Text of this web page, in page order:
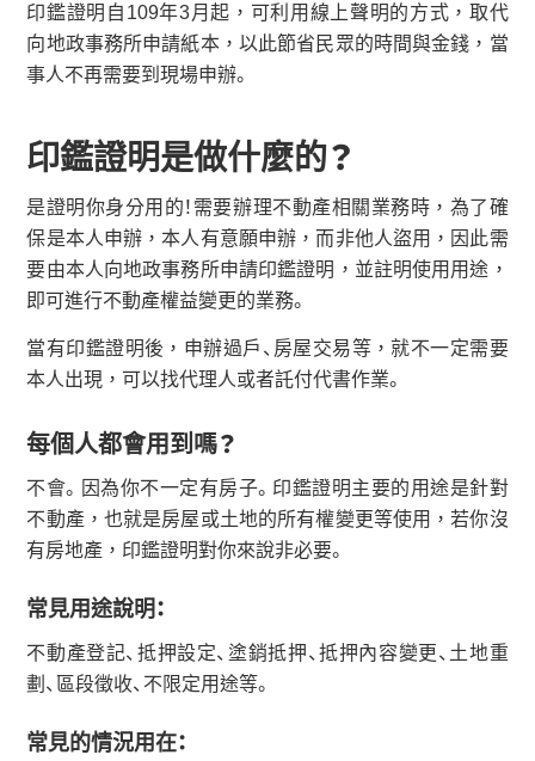
印鑑證明自109年3月起，可利用線上聲明的方式，取代
向地政事務所申請紙本，以此節省民眾的時間與金錢，當
事人不再需要到現場申辦。
印鑑證明是做什麼的？
是證明你身分用的！需要辦理不動產相關業務時，為了確
保是本人申辦，本人有意願申辦，而非他人盜用，因此需
要由本人向地政事務所申請印鑑證明，並註明使用用途，
即可進行不動產權益變更的業務。
當有印鑑證明後，申辦過戶、房屋交易等，就不一定需要
本人出現，可以找代理人或者託付代書作業。
每個人都會用到嗎？
不會。因為你不一定有房子。印鑑證明主要的用途是針對
不動產，也就是房屋或土地的所有權變更等使用，若你沒
有房地產，印鑑證明對你來說非必要。
常見用途說明：
不動產登記、抵押設定、塗銷抵押、抵押內容變更、土地重
劃、區段徵收、不限定用途等。
常見的情況用在：